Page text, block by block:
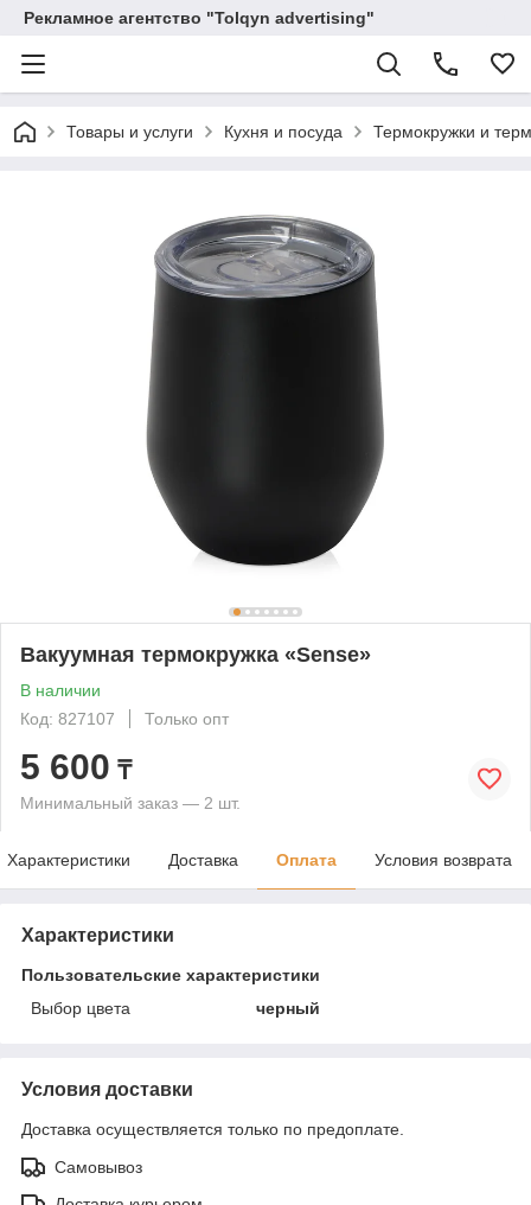
Рекламное агентство "Tolqyn advertising"
Товары и услуги Кухня и посуда Термокружки и
Вакуумная термокружка «Sense»
В наличии
Код: 827107
Только опт
5 600 ₸
Минимальный заказ — 2 шт.
Характеристики Доставка Оплата Условия возврата
Характеристики
Пользовательские характеристики
Выбор цвета
черный
Условия доставки
Доставка осуществляется только по предоплате.
Самовывоз